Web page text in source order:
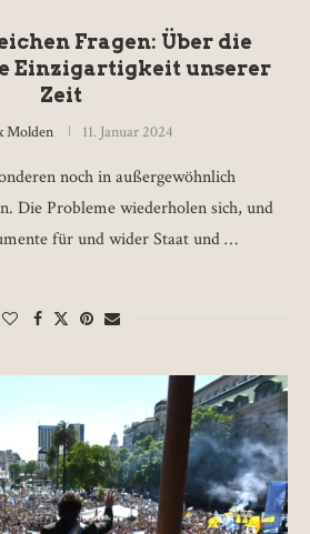
Fragen: Über die
Einzigartigkeit unserer
Zeit
Molden 11. Januar 2024
noch in außergewöhnlich
Die Probleme wiederholen sich, und
für und wider Staat und …